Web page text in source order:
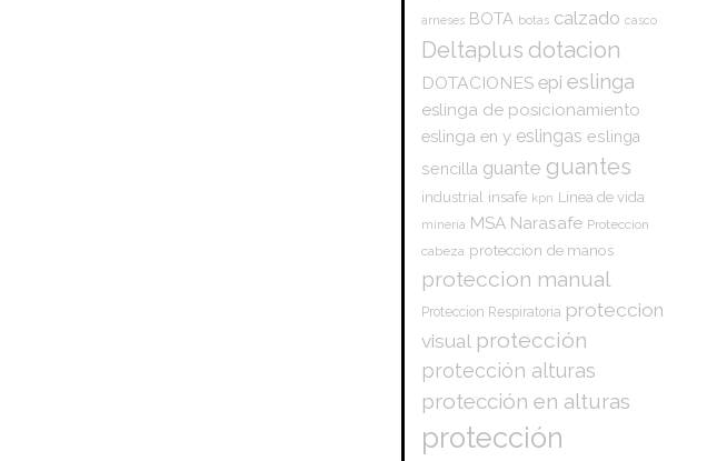
arneses BOTA botas calzado casco
Deltaplus dotacion
DOTACIONES epi eslinga
eslinga de posicionamiento
eslinga en y eslingas eslinga
sencilla guante guantes
industrial insafe kpn Linea de vida
mineria MSA Narasafe Proteccion
cabeza proteccion de manos
proteccion manual
Proteccion Respiratoria proteccion
visual protección
protección alturas
protección en alturas
protección